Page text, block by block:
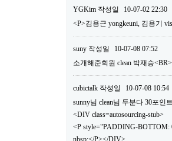
YGKim 작성일
10-07-02 22:30
<P>김용근 yongkeuni, 김용기
suny 작성일
10-07-08 07:52
소개해준회원 clean 박재승
cubictalk 작성일
10-07-08 10:54
sunny님 clean님 두분다 30포
<DIV class=autosourcing-stub>
<P style="PADDING-
nbsp;</P></DIV>